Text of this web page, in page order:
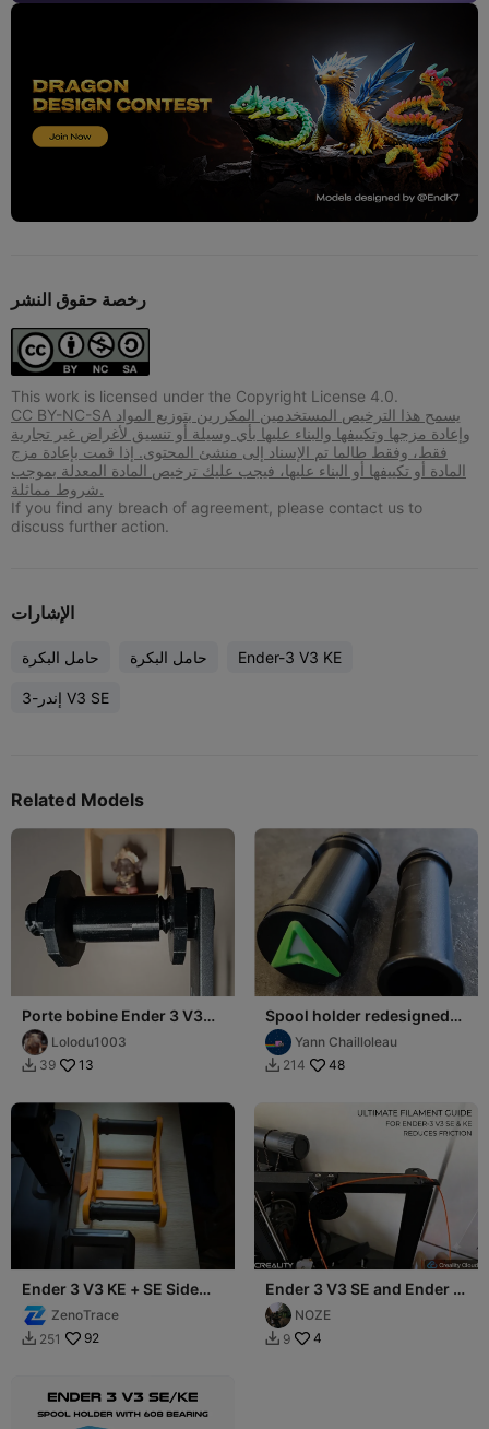
رخصة حقوق النشر
This work is licensed under the Copyright License 4.0.
CC BY-NC-SA يسمح هذا الترخيص المستخدمين المكررين بتوزيع المواد
وإعادة مزجها وتكييفها والبناء عليها بأي وسيلة أو تنسيق لأغراض غير تجارية
فقط، وفقط طالما تم الإسناد إلى منشئ المحتوى. إذا قمت بإعادة مزج
المادة أو تكييفها أو البناء عليها، فيجب عليك ترخيص المادة المعدلة بموجب
شروط مماثلة.
If you find any breach of agreement, please contact us to
discuss further action.
الإشارات
حامل البكرة حامل البكرة Ender-3 V3 KE
إندر-3 V3 SE
Related Models
Porte bobine Ender 3 V3
KE/SELolodu1003
 39 13
Spool holder redesigned
for ENDER 3 V3 SE / KE
Yann Chailloleau
 214 48
Ender 3 V3 KE + SE Side
Spool Relocation / Spool
RollerZenoTrace
 251 92
Ender 3 V3 SE and Ender 3
V3 KE side spool mounting
NOZE
 9 4